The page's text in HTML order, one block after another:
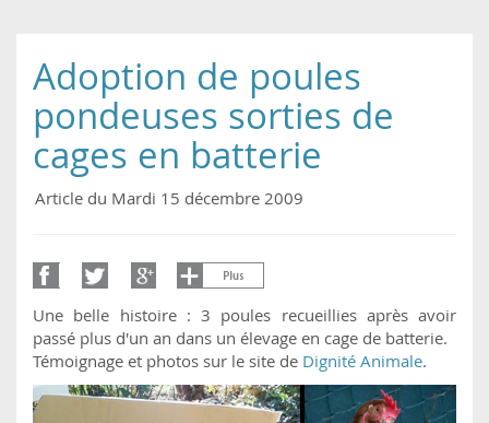
Adoption de poules
pondeuses sorties de
cages en batterie
Article du Mardi 15 décembre 2009
Une belle histoire : 3 poules recueillies après avoir
passé plus d'un an dans un élevage en cage de batterie.
Témoignage et photos sur le site de Dignité Animale.